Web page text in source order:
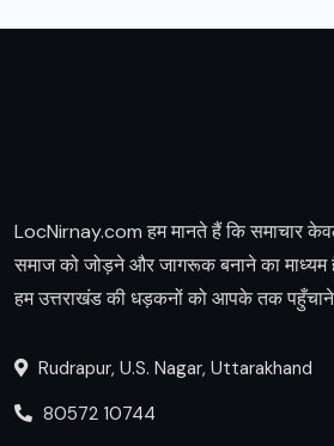
LocNirnay.com हम मानते हैं कि समाचार
समाज को जोड़ने और जागरूक बनाने का
हम उत्तराखंड की धड़कनों को आपके तक पहुँचाने
Rudrapur, U.S. Nagar, Uttarakhand
80572 10744